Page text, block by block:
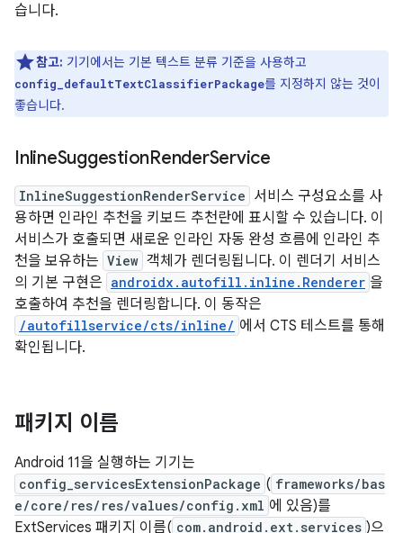
습니다.
참고: 기기에서는 기본 텍스트 분류 기준을 사용하고
config_defaultTextClassifierPackage를 지정하지 않는 것이
좋습니다.
InlineSuggestionRenderService
InlineSuggestionRenderService 서비스 구성요소를 사
용하면 인라인 추천을 키보드 추천란에 표시할 수 있습니다. 이
서비스가 호출되면 새로운 인라인 자동 완성 흐름에 인라인 추
천을 보유하는 View 객체가 렌더링됩니다. 이 렌더기 서비스
의 기본 구현은 androidx.autofill.inline.Renderer 을
호출하여 추천을 렌더링합니다. 이 동작은
/autofillservice/cts/inline/ 에서 CTS 테스트를 통해
확인됩니다.
패키지 이름
Android 11을 실행하는 기기는
config_servicesExtensionPackage ( frameworks/bas
e/core/res/res/values/config.xml 에 있음)를
ExtServices 패키지 이름( com.android.ext.services )으